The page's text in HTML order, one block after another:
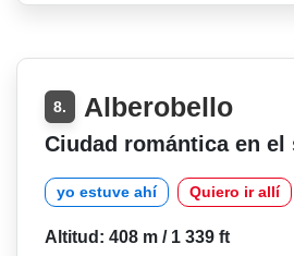
8. Alberobello
Ciudad romántica en el
yo estuve ahí Quiero ir allí
Altitud: 408 m / 1 339 ft